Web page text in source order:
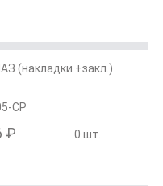
(накладки +закл.)
СР
₽ 0 шт.